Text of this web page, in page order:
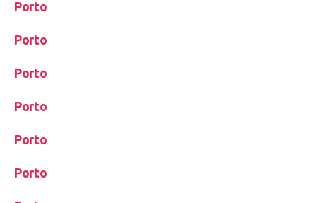
Porto
Porto
Porto
Porto
Porto
Porto